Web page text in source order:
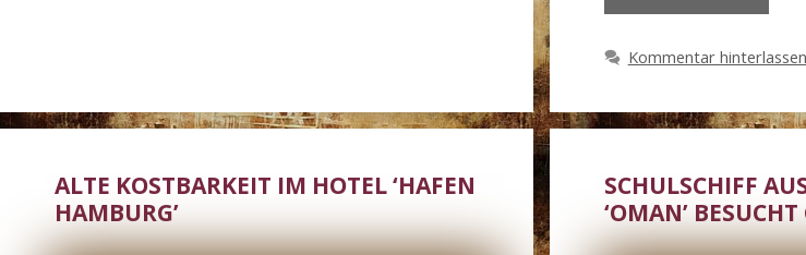
Kommentar hinterlassen
ALTE KOSTBARKEIT IM HOTEL ‘HAFEN
HAMBURG’
SCHULSCHIFF
‘OMAN’